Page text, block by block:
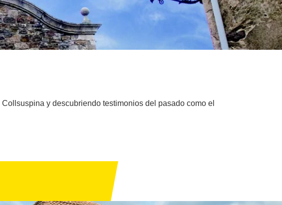
y descubriendo testimonios del pasado como el